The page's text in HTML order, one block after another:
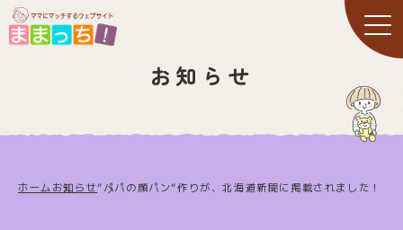
お知らせ
ホーム お知らせ”パパの顔パン”作りが、北海道新聞に掲載されました！